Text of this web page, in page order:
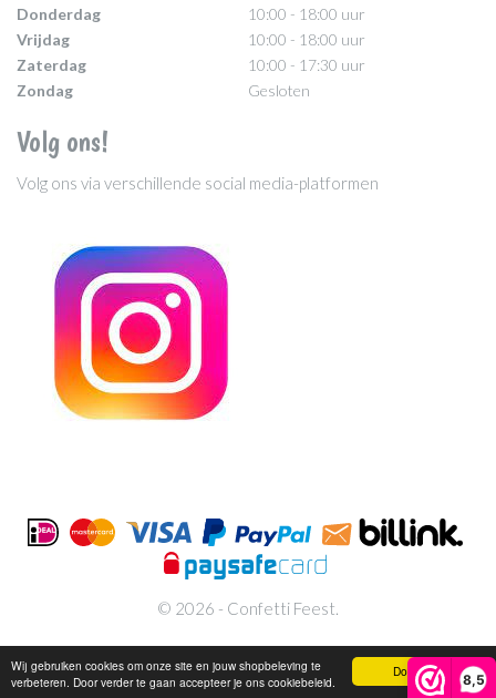
Doorgaan
Wij gebruiken cookies om onze site en jouw shopbeleving te
verbeteren. Door verder te gaan accepteer je ons cookiebeleid.
8,5
Donderdag
10:00 - 18:00 uur
Vrijdag
10:00 - 18:00 uur
Zaterdag
10:00 - 17:30 uur
Zondag
Gesloten
Volg ons!
Volg ons via verschillende social media-platformen
© 2026 - Confetti Feest.